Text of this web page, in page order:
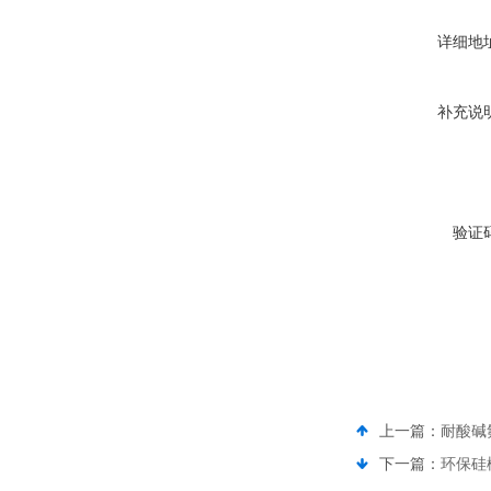
详细地
补充说
验证
上一篇： 耐酸碱
下一篇： 环保硅